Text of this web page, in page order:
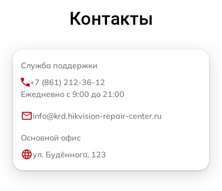
Контакты
Служба поддержки
+7 (861) 212-36-12
Ежедневно с 9:00 до 21:00
info@krd.hikvision-repair-center.ru
Основной офис
ул. Будённого, 123